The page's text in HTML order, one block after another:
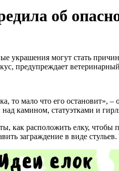
об
украшения могут стать
предупреждает
то мало что его остановит»,
камином, статуэтками и
как расположить елку,
заграждение в виде